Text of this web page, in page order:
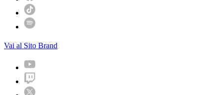
Vai al Sito Brand